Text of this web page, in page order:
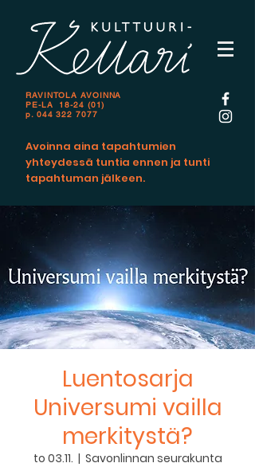
RAVINTOLA AVOINNA
PE-LA 18-24 (01)
p. 044 322 7077
Avoinna aina tapahtumien
yhteydessä tuntia ennen ja tunti
tapahtuman jälkeen.
Luentosarja
Universumi vailla
merkitystä?
to 03.11.
  |
Savonlinnan seurakunta